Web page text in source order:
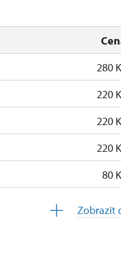
280
220
220
220
80
Zobrazit